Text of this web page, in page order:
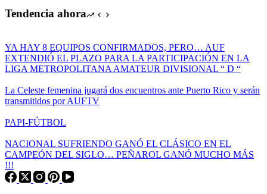
Tendencia ahora
YA HAY 8 EQUIPOS CONFIRMADOS, PERO… AUF
EXTENDIÓ EL PLAZO PARA LA PARTICIPACIÓN EN LA
LIGA METROPOLITANA AMATEUR DIVISIONAL “ D “
La Celeste femenina jugará dos encuentros ante Puerto Rico y serán
transmitidos por AUFTV
PAPI-FÚTBOL
NACIONAL SUFRIENDO GANÓ EL CLÁSICO EN EL
CAMPEÓN DEL SIGLO… PEÑAROL GANÓ MUCHO MÁS
!!!